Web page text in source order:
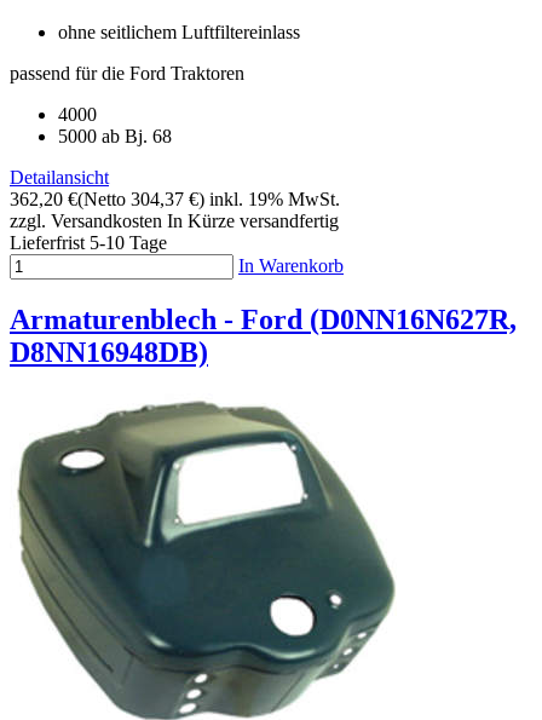
ohne seitlichem Luftfiltereinlass
passend für die Ford Traktoren
4000
5000 ab Bj. 68
Detailansicht
362,20 €(Netto 304,37 €) inkl. 19% MwSt.
zzgl. Versandkosten In Kürze versandfertig
Lieferfrist 5-10 Tage
In Warenkorb
Armaturenblech - Ford (D0NN16N627R,
D8NN16948DB)